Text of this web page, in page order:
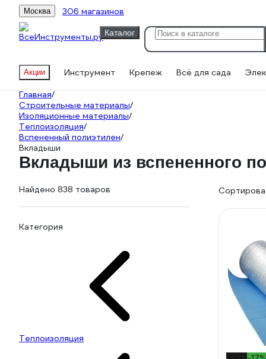
Москва 306 магазинов
Каталог
Акции Инструмент Крепеж Всё для сада
Главная/
Строительные материалы/
Изоляционные материалы/
Теплоизоляция/
Вспененный полиэтилен/
Вкладыши
Вкладыши из вспененного
Найдено 838 товаров
Категория
Теплоизоляция